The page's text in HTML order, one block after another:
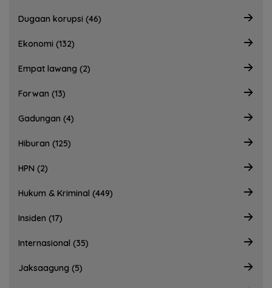
Dugaan korupsi (46)
Ekonomi (132)
Empat lawang (2)
Forwan (13)
Gadungan (4)
Hiburan (125)
HPN (2)
Hukum & Kriminal (449)
Insiden (17)
Internasional (35)
Jaksaagung (5)